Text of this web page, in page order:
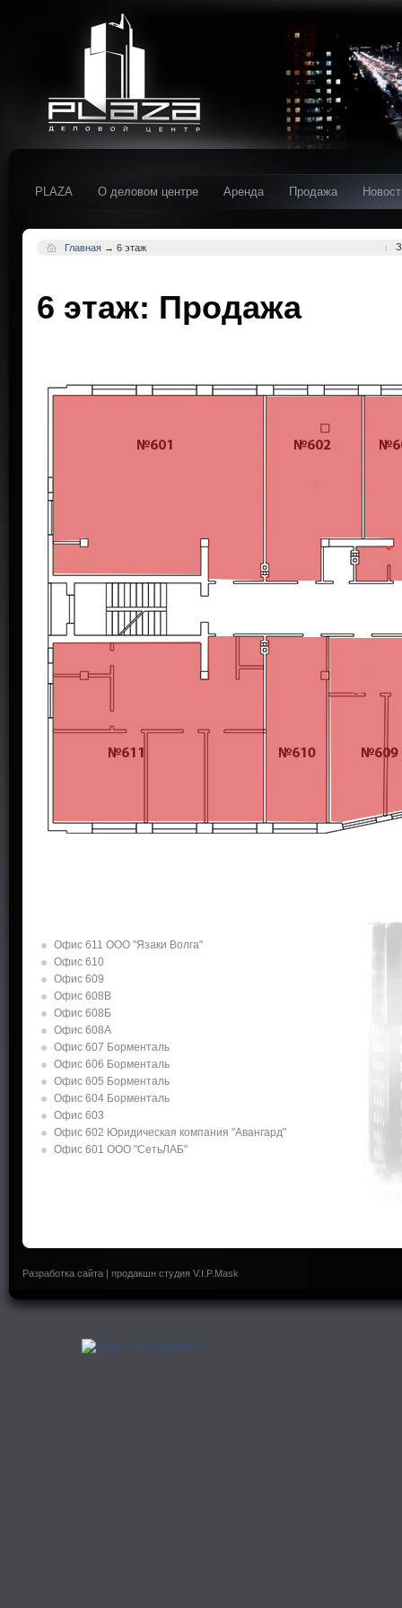
PLAZA О деловом центре Аренда Продажа
Главная → 6 этаж
6 этаж: Продажа
Офис 611 ООО "Язаки Волга"
Офис 610
Офис 609
Офис 608В
Офис 608Б
Офис 608А
Офис 607 Борменталь
Офис 606 Борменталь
Офис 605 Борменталь
Офис 604 Борменталь
Офис 603
Офис 602 Юридическая компания "Авангард"
Офис 601 ООО "СетьЛАБ"
Разработка сайта | продакшн студия V.I.P.Mask